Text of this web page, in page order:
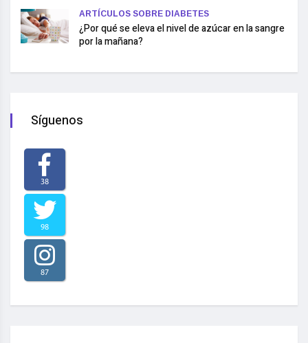
ARTÍCULOS SOBRE DIABETES
¿Por qué se eleva el nivel de azúcar en la sangre
por la mañana?
Síguenos
38
98
87